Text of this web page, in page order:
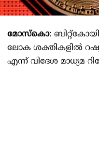
മോസ്കൊ:
ലോക ശക്തികളിൽ
എന്ന് വിദേശ മാധ്യമ